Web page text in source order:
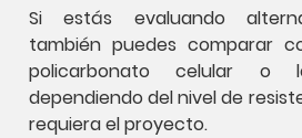
Si estás evaluando
también puedes comparar
policarbonato celular o
dependiendo del nivel de
requiera el proyecto.